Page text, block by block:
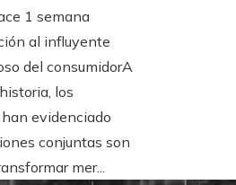
1 semana
al influyente
del consumidorA
los
evidenciado
conjuntas son
mer...